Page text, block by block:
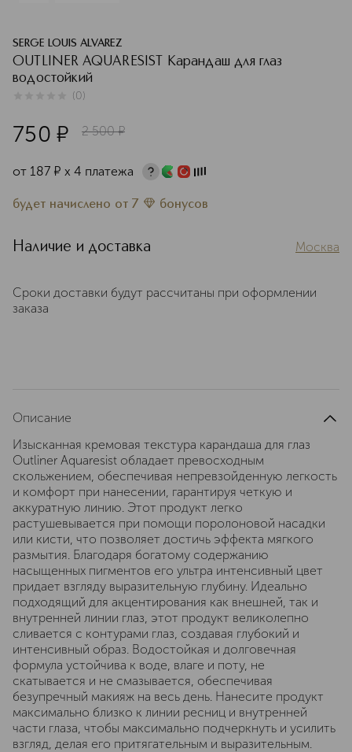
SERGE LOUIS ALVAREZ
OUTLINER AQUARESIST Карандаш для глаз
водостойкий
(0)
750 ¤ 2 500 ¤
от 187 ¤ х 4 платежа
будет начислено от 7 бонусов
Наличие и доставка Москва
Сроки доставки будут рассчитаны при оформлении
заказа
Описание
Изысканная кремовая текстура карандаша для глаз
Outliner Aquaresist обладает превосходным
скольжением, обеспечивая непревзойденную легкость
и комфорт при нанесении, гарантируя четкую и
аккуратную линию. Этот продукт легко
растушевывается при помощи поролоновой насадки
или кисти, что позволяет достичь эффекта мягкого
размытия. Благодаря богатому содержанию
насыщенных пигментов его ультра интенсивный цвет
придает взгляду выразительную глубину. Идеально
подходящий для акцентирования как внешней, так и
внутренней линии глаз, этот продукт великолепно
сливается с контурами глаз, создавая глубокий и
интенсивный образ. Водостойкая и долговечная
формула устойчива к воде, влаге и поту, не
скатывается и не смазывается, обеспечивая
безупречный макияж на весь день. Нанесите продукт
максимально близко к линии ресниц и внутренней
части глаза, чтобы максимально подчеркнуть и усилить
взгляд, делая его притягательным и выразительным.